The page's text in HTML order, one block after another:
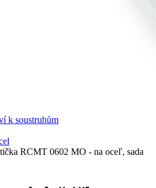
k soustruhům
RCMT 0602 MO - na oceľ, sada